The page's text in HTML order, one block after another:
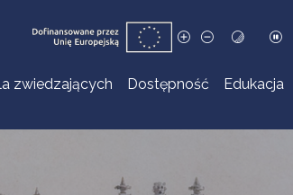
zwiedzających Dostępność Edukacja